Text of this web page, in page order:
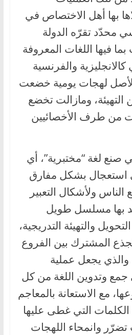
بها أهل الاختصاص في
محدّد تقرّه الدولة
بما فيها اللغات المعروفة
والفرنسية
لهجات يومية خضعت
ومازالت تخضع
من طرف الأخصائيين
صنع لغة “مختبرية”، أي
استعجال بشكل مفارق
الناس ولأشكال التعبير
بها مسلسل طويل
والتهيئة التدريجية،
المشترك بين الفروع
والذي يجعل عملية
جمع وتدوين اللغة من كل
مع الاستعانة بالمعاجم
الكلمات التي غطى عليها
وانمحاء اللهجات